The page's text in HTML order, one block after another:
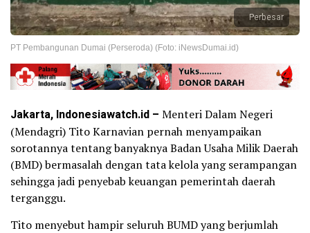
Perbesar
PT Pembangunan Dumai (Perseroda) (Foto: iNewsDumai.id)
Jakarta, Indonesiawatch.id – Menteri Dalam Negeri
(Mendagri) Tito Karnavian pernah menyampaikan
sorotannya tentang banyaknya Badan Usaha Milik Daerah
(BMD) bermasalah dengan tata kelola yang serampangan
sehingga jadi penyebab keuangan pemerintah daerah
terganggu.
Tito menyebut hampir seluruh BUMD yang berjumlah